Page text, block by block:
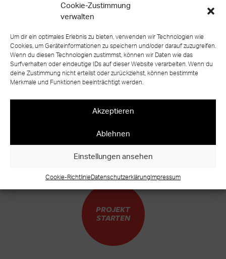
Cookie-Zustimmung
verwalten
Um dir ein optimales Erlebnis zu bieten, verwenden wir Technologien wie
Cookies, um Geräteinformationen zu speichern und/oder darauf zuzugreifen.
Wenn du diesen Technologien zustimmst, können wir Daten wie das
Surfverhalten oder eindeutige IDs auf dieser Website verarbeiten. Wenn du
deine Zustimmung nicht erteilst oder zurückziehst, können bestimmte
Merkmale und Funktionen beeinträchtigt werden.
Akzeptieren
Ablehnen
Einstellungen ansehen
Cookie-RichtlinieDatenschutzerklärungImpressum
holztreppe im bestand saniert in offenbach
zurück zur Übersicht
BEREIT FÜR IHR EIGENES TREPPEN
UNIKAT?
PROJEKT
STARTEN